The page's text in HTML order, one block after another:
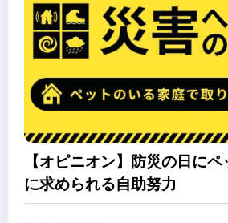
【オピニオン】防災の日に
に求められる自助努力